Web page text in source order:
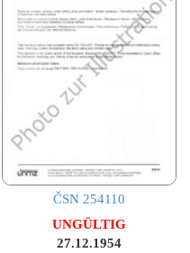
ČSN 254110
UNGÜLTIG
27.12.1954